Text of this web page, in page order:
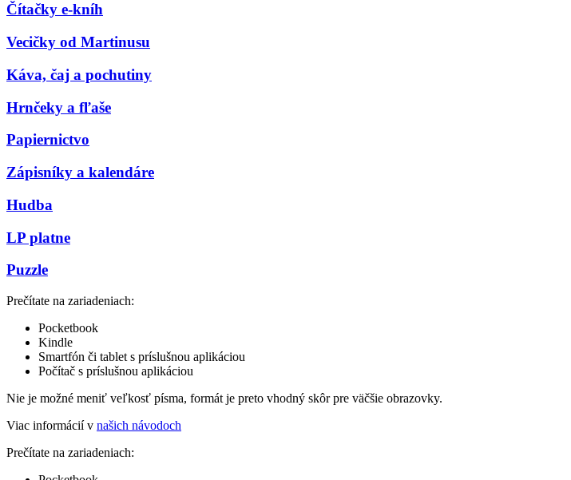
Čítačky e-kníh
Vecičky od Martinusu
Káva, čaj a pochutiny
Hrnčeky a fľaše
Papiernictvo
Zápisníky a kalendáre
Hudba
LP platne
Puzzle
Prečítate na zariadeniach:
Pocketbook
Kindle
Smartfón či tablet s príslušnou aplikáciou
Počítač s príslušnou aplikáciou
Nie je možné meniť veľkosť písma, formát je preto vhodný skôr pre väčšie obrazovky.
Viac informácií v našich návodoch
Prečítate na zariadeniach: